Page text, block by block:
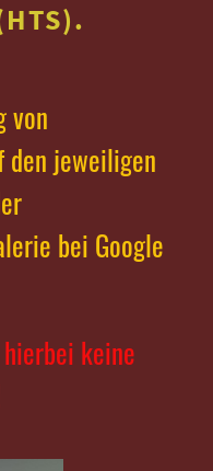
von
den jeweiligen
bei Google
keine